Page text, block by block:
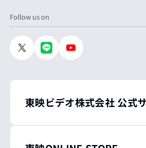
Follow us on
東映ビデオ株式会社 公式